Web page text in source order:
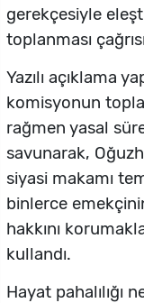
gerekçesiyle
toplanması
Yazılı açıklama
komisyonun
rağmen yasal
savunarak,
siyasi makamı
binlerce
hakkını
kullandı.
Hayat pahalılığı